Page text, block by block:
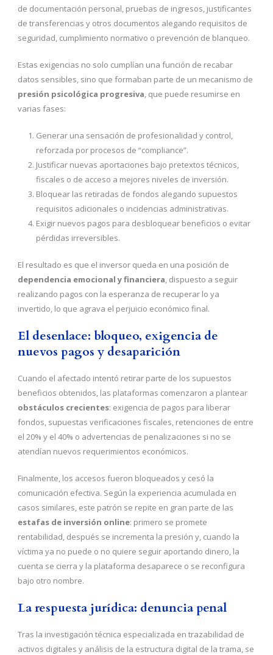
de documentación personal, pruebas de ingresos, justificantes
de transferencias y otros documentos alegando requisitos de
seguridad, cumplimiento normativo o prevención de blanqueo.
Estas exigencias no solo cumplían una función de recabar
datos sensibles, sino que formaban parte de un mecanismo de
presión psicológica progresiva, que puede resumirse en
varias fases:
Generar una sensación de profesionalidad y control,
reforzada por procesos de “compliance”.
Justificar nuevas aportaciones bajo pretextos técnicos,
fiscales o de acceso a mejores niveles de inversión.
Bloquear las retiradas de fondos alegando supuestos
requisitos adicionales o incidencias administrativas.
Exigir nuevos pagos para desbloquear beneficios o evitar
pérdidas irreversibles.
El resultado es que el inversor queda en una posición de
dependencia emocional y financiera, dispuesto a seguir
realizando pagos con la esperanza de recuperar lo ya
invertido, lo que agrava el perjuicio económico final.
El desenlace: bloqueo, exigencia de
nuevos pagos y desaparición
Cuando el afectado intentó retirar parte de los supuestos
beneficios obtenidos, las plataformas comenzaron a plantear
obstáculos crecientes: exigencia de pagos para liberar
fondos, supuestas verificaciones fiscales, retenciones de entre
el 20% y el 40% o advertencias de penalizaciones si no se
atendían nuevos requerimientos económicos.
Finalmente, los accesos fueron bloqueados y cesó la
comunicación efectiva. Según la experiencia acumulada en
casos similares, este patrón se repite en gran parte de las
estafas de inversión online: primero se promete
rentabilidad, después se incrementa la presión y, cuando la
víctima ya no puede o no quiere seguir aportando dinero, la
cuenta se cierra y la plataforma desaparece o se reconfigura
bajo otro nombre.
La respuesta jurídica: denuncia penal
Tras la investigación técnica especializada en trazabilidad de
activos digitales y análisis de la estructura digital de la trama, se